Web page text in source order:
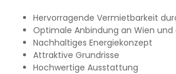
Hervorragende Vermietbarkeit
Optimale Anbindung an Wien
Nachhaltiges Energiekonzept
Attraktive Grundrisse
Hochwertige Ausstattung